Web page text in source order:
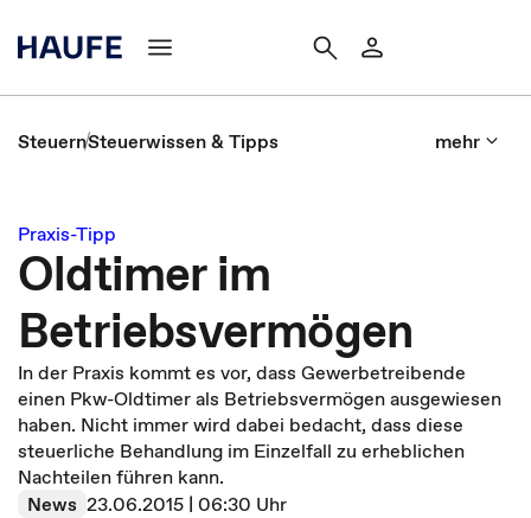
SteuernSteuerwissen & Tipps mehr
Praxis-Tipp
Oldtimer im
Betriebsvermögen
In der Praxis kommt es vor, dass Gewerbetreibende
einen Pkw-Oldtimer als Betriebsvermögen ausgewiesen
haben. Nicht immer wird dabei bedacht, dass diese
steuerliche Behandlung im Einzelfall zu erheblichen
Nachteilen führen kann.
News 23.06.2015 | 06:30 Uhr